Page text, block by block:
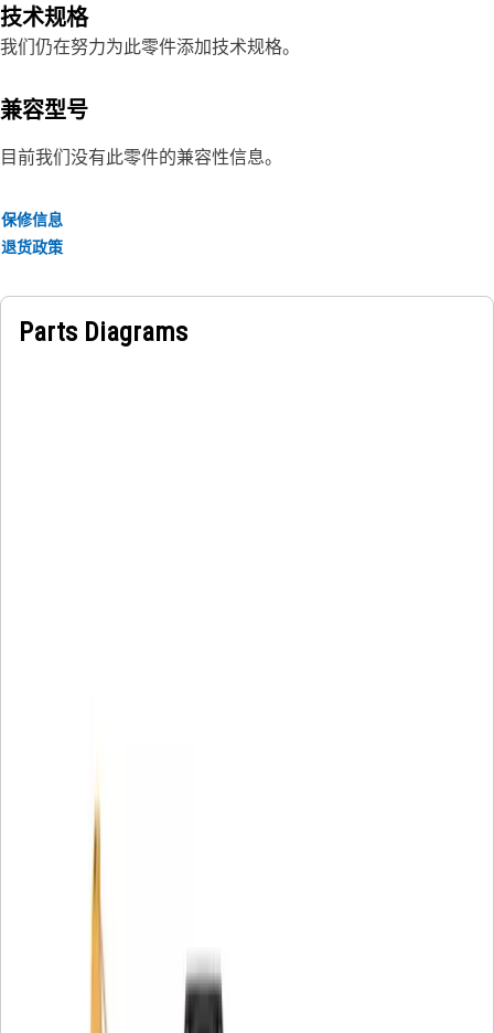
技术规格
我们仍在努力为此零件添加技术规格。
兼容型号
目前我们没有此零件的兼容性信息。
保修信息
退货政策
Parts Diagrams